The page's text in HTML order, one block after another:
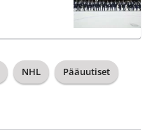
NHL Pääuutiset